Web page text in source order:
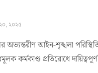
২০২৫
অভ্যন্তরীণ আইন-শৃঙ্খলা
কর্মকাণ্ড প্রতিরোধে